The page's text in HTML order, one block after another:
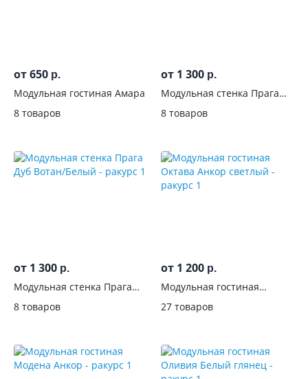
от 650 р.
Модульная гостиная Амара
8 товаров
от 1 300 р.
Модульная стенка Прага
8 товаров
от 1 300 р.
Модульная стенка Прага
8 товаров
от 1 200 р.
Модульная гостиная
27 товаров
Стиль
Производитель